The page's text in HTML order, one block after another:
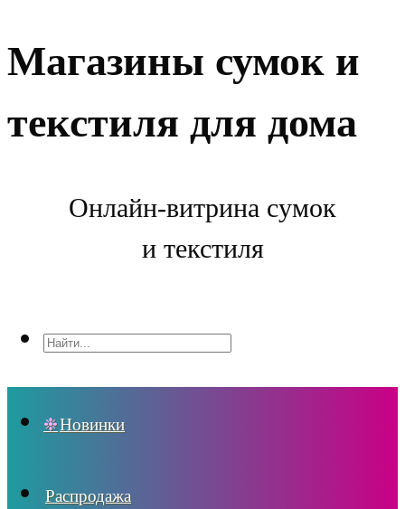
Магазины сумок и
текстиля для дома
Онлайн-витрина сумок
и текстиля
Новинки
Распродажа